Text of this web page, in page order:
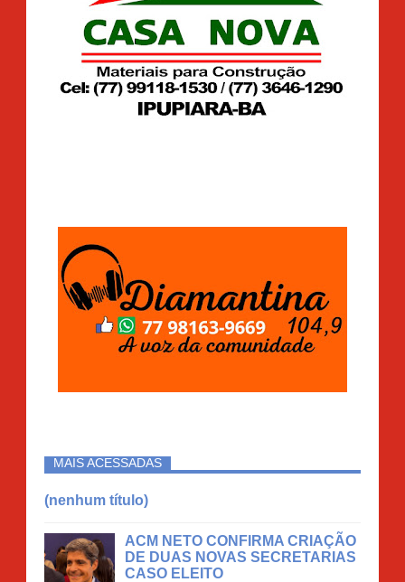
MAIS ACESSADAS
(nenhum título)
ACM NETO CONFIRMA CRIAÇÃO
DE DUAS NOVAS SECRETARIAS
CASO ELEITO